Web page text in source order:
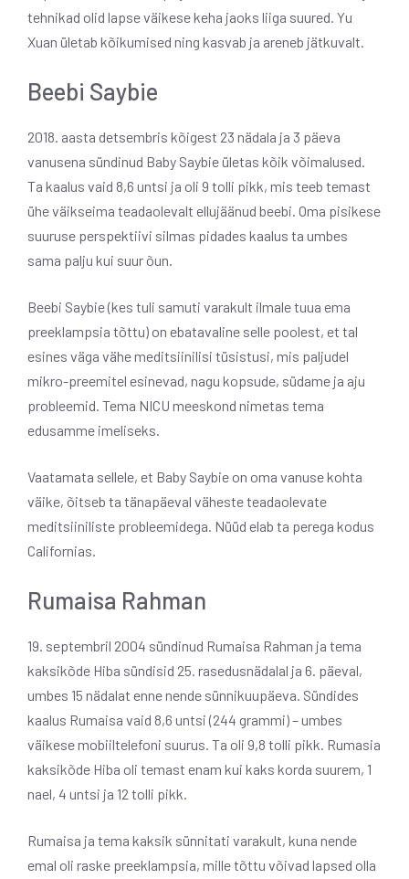
tehnikad olid lapse väikese keha jaoks liiga suured. Yu
Xuan ületab kõikumised ning kasvab ja areneb jätkuvalt.
Beebi Saybie
2018. aasta detsembris kõigest 23 nädala ja 3 päeva
vanusena sündinud Baby Saybie ületas kõik võimalused.
Ta kaalus vaid 8,6 untsi ja oli 9 tolli pikk, mis teeb temast
ühe väikseima teadaolevalt ellujäänud beebi. Oma pisikese
suuruse perspektiivi silmas pidades kaalus ta umbes
sama palju kui suur õun.
Beebi Saybie (kes tuli samuti varakult ilmale tuua ema
preeklampsia tõttu) on ebatavaline selle poolest, et tal
esines väga vähe meditsiinilisi tüsistusi, mis paljudel
mikro-preemitel esinevad, nagu kopsude, südame ja aju
probleemid. Tema NICU meeskond nimetas tema
edusamme imeliseks.
Vaatamata sellele, et Baby Saybie on oma vanuse kohta
väike, õitseb ta tänapäeval väheste teadaolevate
meditsiiniliste probleemidega. Nüüd elab ta perega kodus
Californias.
Rumaisa Rahman
19. septembril 2004 sündinud Rumaisa Rahman ja tema
kaksikõde Hiba sündisid 25. rasedusnädalal ja 6. päeval,
umbes 15 nädalat enne nende sünnikuupäeva. Sündides
kaalus Rumaisa vaid 8,6 untsi (244 grammi) – umbes
väikese mobiiltelefoni suurus. Ta oli 9,8 tolli pikk. Rumasia
kaksikõde Hiba oli temast enam kui kaks korda suurem, 1
nael, 4 untsi ja 12 tolli pikk.
Rumaisa ja tema kaksik sünnitati varakult, kuna nende
emal oli raske preeklampsia, mille tõttu võivad lapsed olla